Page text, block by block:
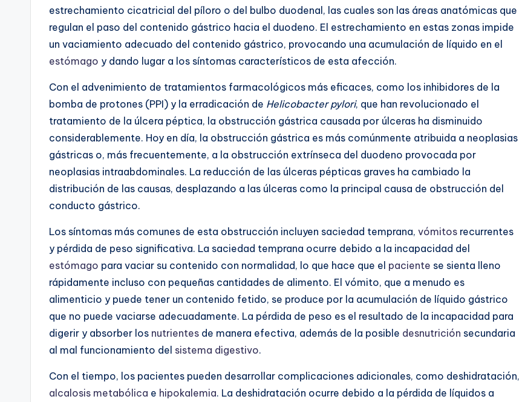
estrechamiento cicatricial del píloro o del bulbo duodenal, las cuales son las áreas anatómicas que
regulan el paso del contenido gástrico hacia el duodeno. El estrechamiento en estas zonas impide
un vaciamiento adecuado del contenido gástrico, provocando una acumulación de líquido en el
estómago y dando lugar a los síntomas característicos de esta afección.
Con el advenimiento de tratamientos farmacológicos más eficaces, como los inhibidores de la
bomba de protones (PPI) y la erradicación de Helicobacter pylori, que han revolucionado el
tratamiento de la úlcera péptica, la obstrucción gástrica causada por úlceras ha disminuido
considerablemente. Hoy en día, la obstrucción gástrica es más comúnmente atribuida a neoplasias
gástricas o, más frecuentemente, a la obstrucción extrínseca del duodeno provocada por
neoplasias intraabdominales. La reducción de las úlceras pépticas graves ha cambiado la
distribución de las causas, desplazando a las úlceras como la principal causa de obstrucción del
conducto gástrico.
Los síntomas más comunes de esta obstrucción incluyen saciedad temprana, vómitos recurrentes
y pérdida de peso significativa. La saciedad temprana ocurre debido a la incapacidad del
estómago para vaciar su contenido con normalidad, lo que hace que el paciente se sienta lleno
rápidamente incluso con pequeñas cantidades de alimento. El vómito, que a menudo es
alimenticio y puede tener un contenido fetido, se produce por la acumulación de líquido gástrico
que no puede vaciarse adecuadamente. La pérdida de peso es el resultado de la incapacidad para
digerir y absorber los nutrientes de manera efectiva, además de la posible desnutrición secundaria
al mal funcionamiento del sistema digestivo.
Con el tiempo, los pacientes pueden desarrollar complicaciones adicionales, como deshidratación,
alcalosis metabólica e hipokalemia. La deshidratación ocurre debido a la pérdida de líquidos a